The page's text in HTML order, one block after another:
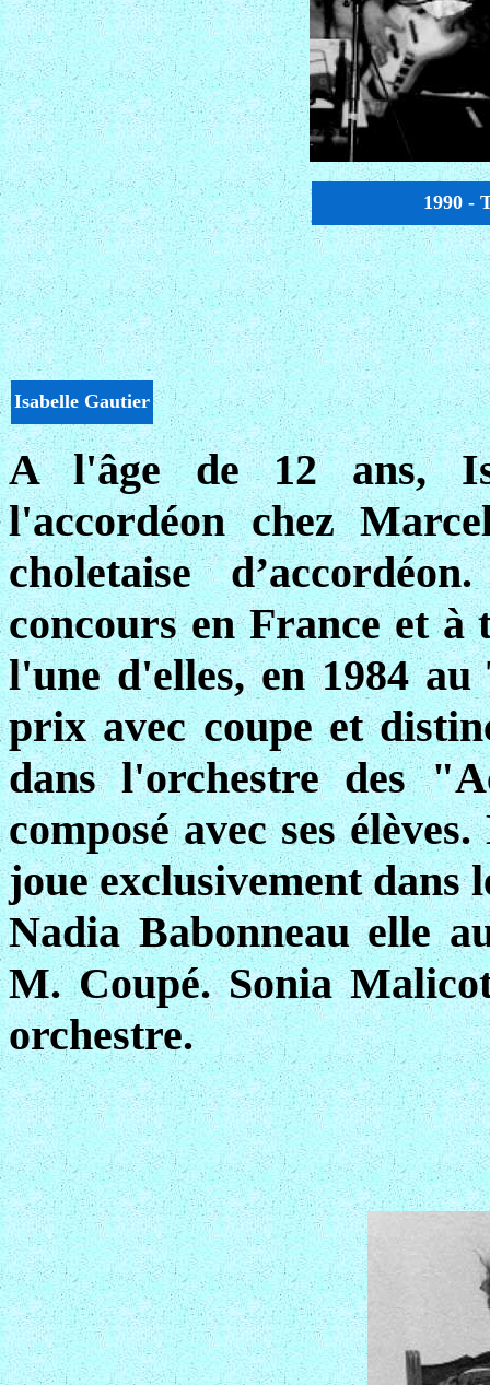
1990 -
Isabelle Gautier
A l'âge de 12 ans,
l'accordéon chez
choletaise
concours en France et
l'une d'elles, en 1984
prix avec coupe et
dans l'orchestre des
composé avec ses
joue exclusivement dans
Nadia Babonneau elle
M. Coupé. Sonia
orchestre.